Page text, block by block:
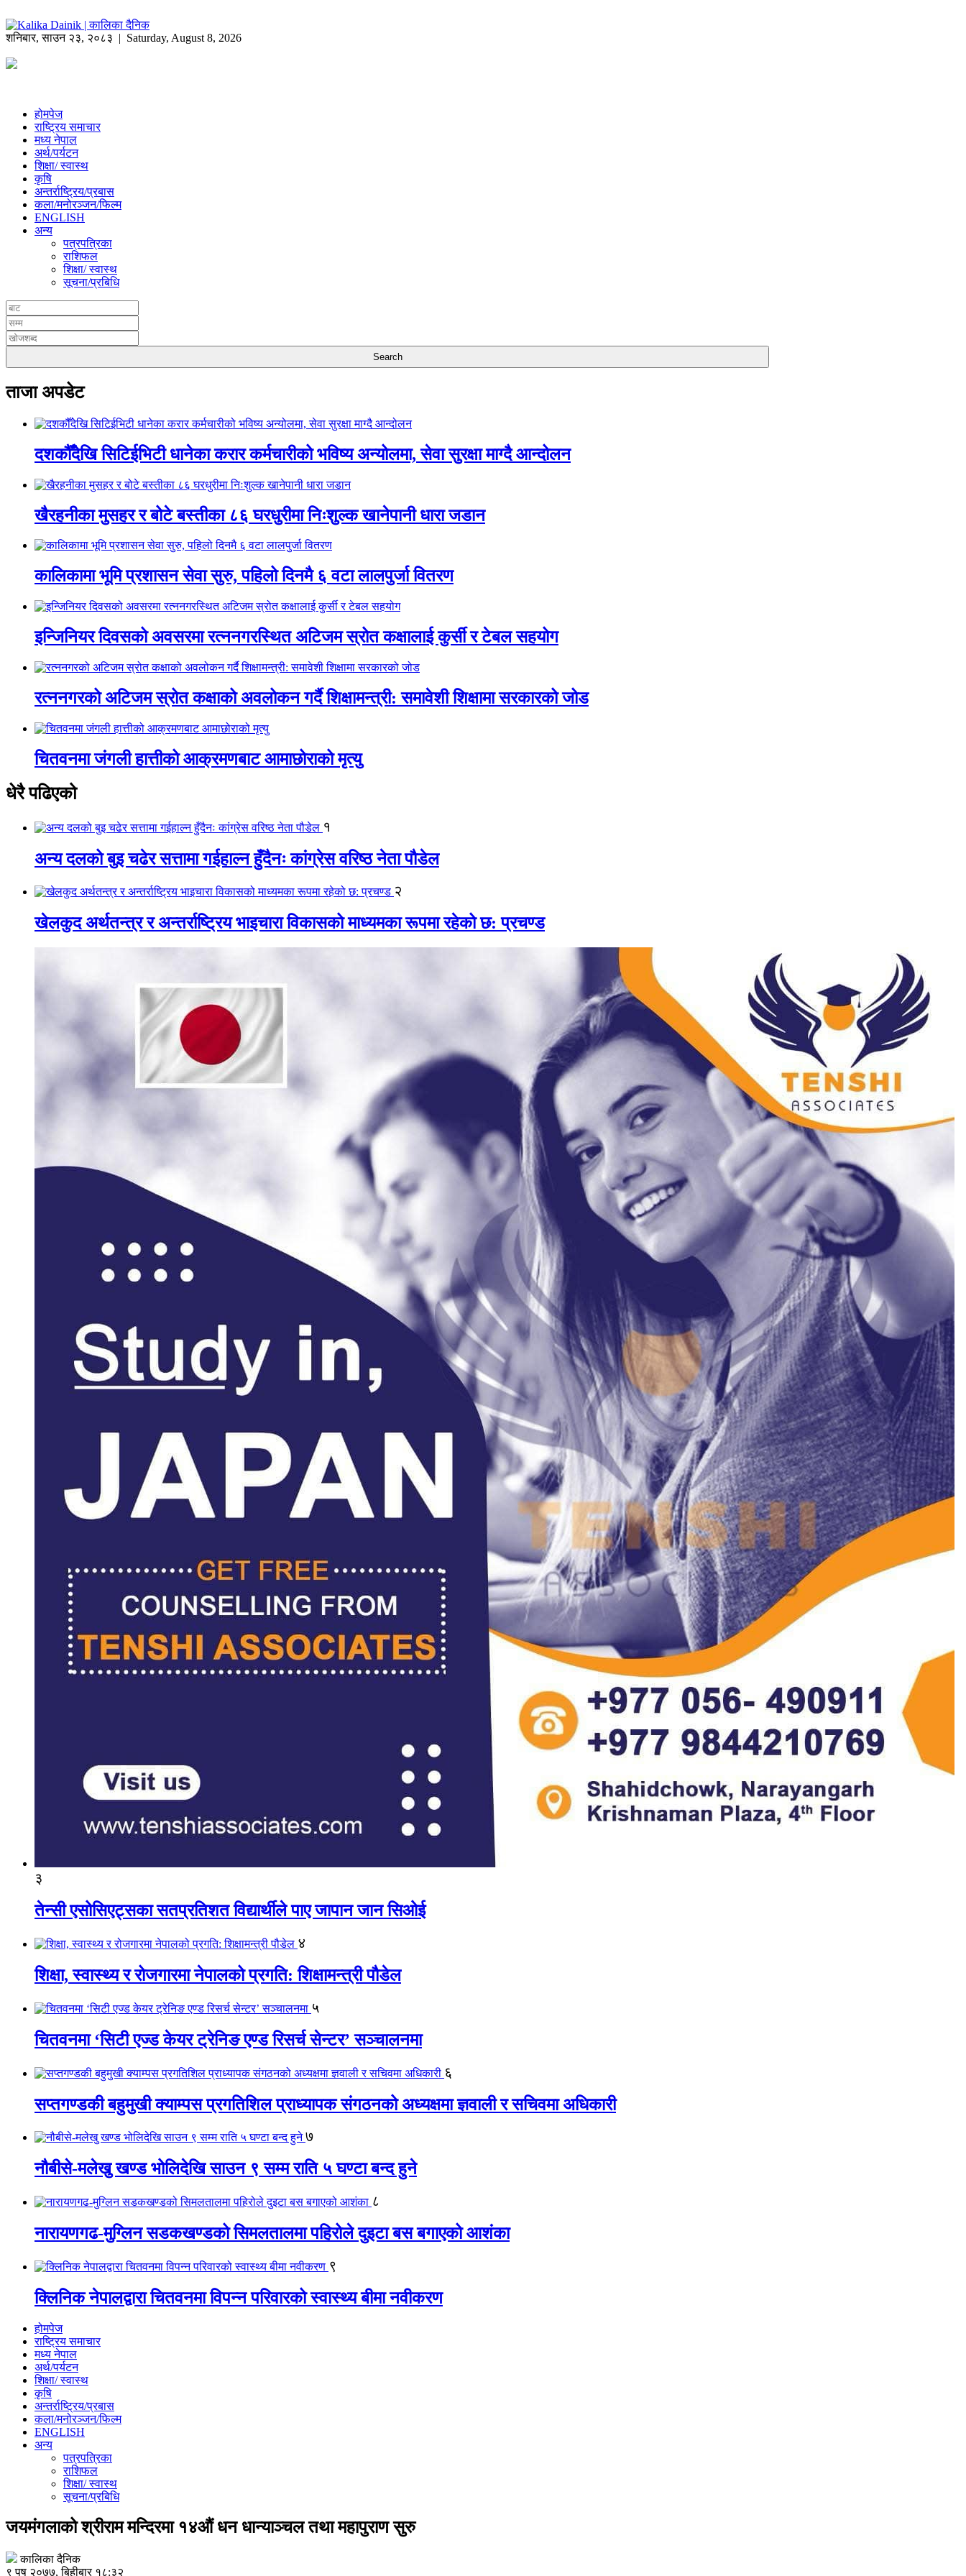
शनिबार,साउन २३, २०८३ | Saturday, August 8, 2026
होमपेज
राष्ट्रिय समाचार
मध्य नेपाल
अर्थ/पर्यटन
शिक्षा/ स्वास्थ
कृषि
अन्तर्राष्ट्रिय/प्रबास
कला/मनोरञ्जन/फिल्म
ENGLISH
अन्य
पत्रपत्रिका
राशिफल
शिक्षा/ स्वास्थ
सूचना/प्रबिधि
ताजा अपडेट
दशकौँदेखि सिटिईभिटी धानेका करार कर्मचारीको भविष्य अन्योलमा, सेवा सुरक्षा माग्दै आन्दोलन
खैरहनीका मुसहर र बोटे बस्तीका ८६ घरधुरीमा निःशुल्क खानेपानी धारा जडान
कालिकामा भूमि प्रशासन सेवा सुरु, पहिलो दिनमै ६ वटा लालपुर्जा वितरण
इन्जिनियर दिवसको अवसरमा रत्ननगरस्थित अटिजम स्रोत कक्षालाई कुर्सी र टेबल सहयोग
रत्ननगरको अटिजम स्रोत कक्षाको अवलोकन गर्दै शिक्षामन्त्री: समावेशी शिक्षामा सरकारको जोड
चितवनमा जंगली हात्तीको आक्रमणबाट आमाछोराको मृत्यु
धेरै पढिएको
१
अन्य दलको बुइ चढेर सत्तामा गईहाल्न हुँदैनः कांग्रेस वरिष्ठ नेता पौडेल
२
खेलकुद अर्थतन्त्र र अन्तर्राष्ट्रिय भाइचारा विकासको माध्यमका रूपमा रहेको छ: प्रचण्ड
३
तेन्सी एसोसिएट्सका सतप्रतिशत विद्यार्थीले पाए जापान जान सिओई
४
शिक्षा, स्वास्थ्य र रोजगारमा नेपालको प्रगति: शिक्षामन्त्री पौडेल
५
चितवनमा ‘सिटी एज्ड केयर ट्रेनिङ एण्ड रिसर्च सेन्टर’ सञ्चालनमा
६
सप्तगण्डकी बहुमुखी क्याम्पस प्रगतिशिल प्राध्यापक संगठनको अध्यक्षमा ज्ञवाली र सचिवमा अधिकारी
७
नौबीसे-मलेखु खण्ड भोलिदेखि साउन ९ सम्म राति ५ घण्टा बन्द हुने
८
नारायणगढ-मुग्लिन सडकखण्डको सिमलतालमा पहिरोले दुइटा बस बगाएको आशंका
९
क्लिनिक नेपालद्वारा चितवनमा विपन्न परिवारको स्वास्थ्य बीमा नवीकरण
होमपेज
राष्ट्रिय समाचार
मध्य नेपाल
अर्थ/पर्यटन
शिक्षा/ स्वास्थ
कृषि
अन्तर्राष्ट्रिय/प्रबास
कला/मनोरञ्जन/फिल्म
ENGLISH
अन्य
पत्रपत्रिका
राशिफल
शिक्षा/ स्वास्थ
सूचना/प्रबिधि
जयमंगलाको श्रीराम मन्दिरमा १४औं धन धान्याञ्चल तथा महापुराण सुरु
कालिका दैनिक
९ पुष २०७७, बिहीबार १८:३२